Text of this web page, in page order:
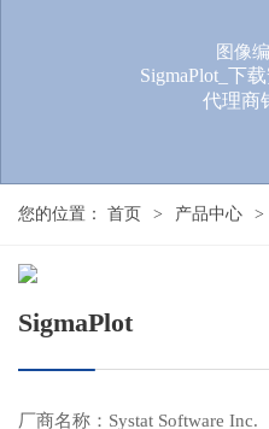
图像
SigmaPlot_下
代理商
您的位置： 首页 > 产品中心 >
SigmaPlot
厂商名称：Systat Software Inc.